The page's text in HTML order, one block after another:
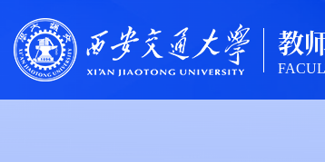
教